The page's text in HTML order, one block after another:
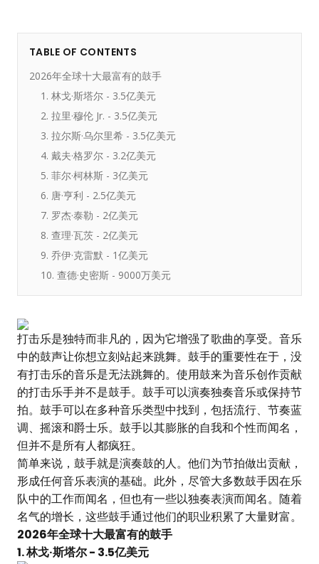
TABLE OF CONTENTS
2026年全球十大最富有的鼓手
1. 林戈·斯塔尔 - 3.5亿美元
2. 拉里·穆伦 Jr. - 3.5亿美元
3. 拉尔斯·乌尔里希 - 3.5亿美元
4. 戴夫·格罗尔 - 3.2亿美元
5. 菲尔·柯林斯 - 3亿美元
6. 唐·亨利 - 2.5亿美元
7. 罗杰·泰勒 - 2亿美元
8. 查理·瓦茨 - 2亿美元
9. 乔伊·克雷默 - 1亿美元
10. 查德·史密斯 - 9000万美元
打击乐是独特而非凡的，因为它增强了歌曲的享受。音乐
中的鼓声让你想立刻站起来跳舞。鼓手的重要性在于，没
有打击乐的音乐是无法跳舞的。使用鼓来为音乐创作贡献
的打击乐手并不是鼓手。鼓手可以演奏独奏音乐或保持节
拍。鼓手可以在多种音乐类型中找到，包括流行、节奏蓝
调、摇滚和爵士乐。鼓手以其膨胀的自我和个性而闻名，
但并不是所有人都疯狂。
简单来说，鼓手就是演奏鼓的人。他们为节拍做出贡献，
形成任何音乐表演的基础。此外，尽管大多数鼓手因在乐
队中的工作而闻名，但也有一些以独奏表演而闻名。随着
名气的增长，这些鼓手通过他们的职业积累了大量财富。
2026年全球十大最富有的鼓手
1. 林戈·斯塔尔 - 3.5亿美元